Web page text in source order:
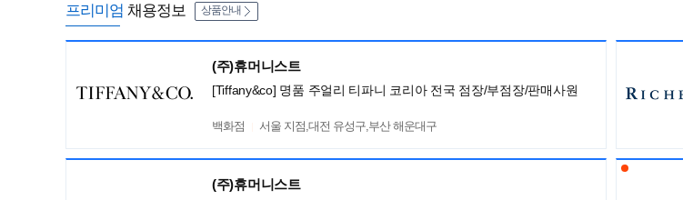
프리미엄 채용정보 상품안내
(주)휴머니스트
[Tiffany&co] 명품 주얼리 티파니 코리아 전국 점장/부점장/판매사원
백화점 서울 지점,대전 유성구,부산 해운대구
(주)휴머니스트